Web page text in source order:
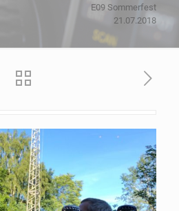
E09 Sommerfest
21.07.2018